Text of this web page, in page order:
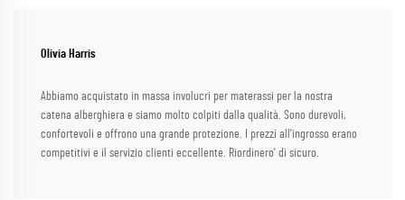
Olivia Harris
Abbiamo acquistato in massa involucri per materassi per la nostra
catena alberghiera e siamo molto colpiti dalla qualità. Sono durevoli,
confortevoli e offrono una grande protezione. I prezzi all'ingrosso erano
competitivi e il servizio clienti eccellente. Riordinero' di sicuro.